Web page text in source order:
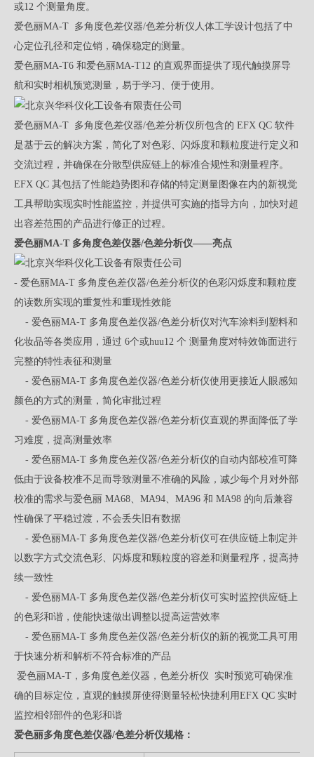
或12 个测量角度。
爱色丽MA-T 多角度色差仪器/色差分析仪人体工学设计包括了中
心定位孔径和定位销，确保稳定的测量。
爱色丽MA-T6 和爱色丽MA-T12 的直观界面提供了现代触摸屏导
航和实时相机预览测量，易于学习、便于使用。
爱色丽MA-T 多角度色差仪器/色差分析仪所包含的 EFX QC 软件
是基于云的解决方案，简化了对色彩、闪烁度和颗粒度进行定义和
交流过程，并确保在分散型供应链上的标准合规性和测量程序。
EFX QC 其包括了性能趋势图和存储的特定测量图像在内的新视觉
工具帮助实现实时性能监控，并提供可实施的指导方向，加快对超
出容差范围的产品进行修正的过程。
爱色丽MA-T 多角度色差仪器/色差分析仪——亮点
- 爱色丽MA-T 多角度色差仪器/色差分析仪的色彩闪烁度和颗粒度
的读数所实现的重复性和重现性效能
- 爱色丽MA-T 多角度色差仪器/色差分析仪对汽车涂料到塑料和
化妆品等各类应用，通过 6个或huu12 个 测量角度对特效饰面进行
完整的特性表征和测量
- 爱色丽MA-T 多角度色差仪器/色差分析仪使用更接近人眼感知
颜色的方式的测量，简化审批过程
- 爱色丽MA-T 多角度色差仪器/色差分析仪直观的界面降低了学
习难度，提高测量效率
- 爱色丽MA-T 多角度色差仪器/色差分析仪的自动内部校准可降
低由于设备校准不足而导致测量不准确的风险，减少每个月对外部
校准的需求与爱色丽 MA68、MA94、MA96 和 MA98 的向后兼容
性确保了平稳过渡，不会丢失旧有数据
- 爱色丽MA-T 多角度色差仪器/色差分析仪可在供应链上制定并
以数字方式交流色彩、闪烁度和颗粒度的容差和测量程序，提高持
续一致性
- 爱色丽MA-T 多角度色差仪器/色差分析仪可实时监控供应链上
的色彩和谐，使能快速做出调整以提高运营效率
- 爱色丽MA-T 多角度色差仪器/色差分析仪的新的视觉工具可用
于快速分析和解析不符合标准的产品
爱色丽MA-T，多角度色差仪器，色差分析仪 实时预览可确保准
确的目标定位，直观的触摸屏使得测量轻松快捷利用EFX QC 实时
监控相邻部件的色彩和谐
爱色丽多角度色差仪器/色差分析仪规格：